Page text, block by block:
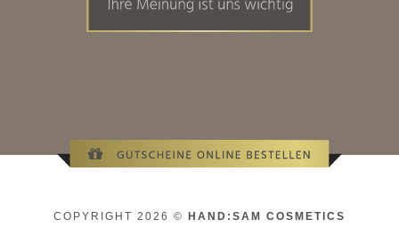
COPYRIGHT 2026 © HAND:SAM COSMETICS